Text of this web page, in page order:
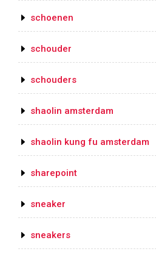
schoenen
schouder
schouders
shaolin amsterdam
shaolin kung fu amsterdam
sharepoint
sneaker
sneakers